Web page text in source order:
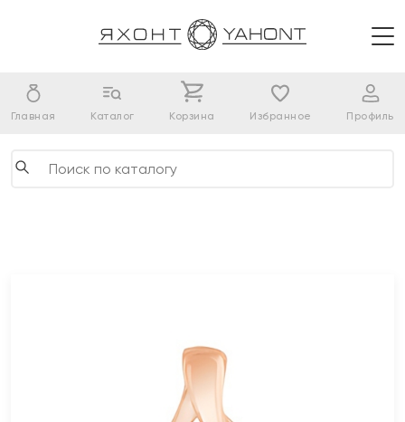
Главная Каталог Корзина Избранное Профиль